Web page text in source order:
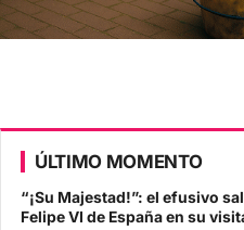
ÚLTIMO MOMENTO
“¡Su Majestad!”: el efusivo
Felipe VI de España en su